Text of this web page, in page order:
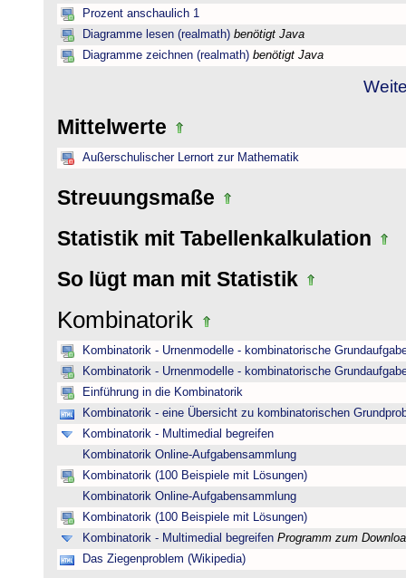
Prozent anschaulich 1
Diagramme lesen (realmath) benötigt Java
Diagramme zeichnen (realmath) benötigt Java
Mittelwerte
Außerschulischer Lernort zur Mathematik
Streuungsmaße
Statistik mit Tabellenkalkulation
So lügt man mit Statistik
Kombinatorik
Kombinatorik - Urnenmodelle - kombinatorische
Kombinatorik - Urnenmodelle - kombinatorische
Einführung in die Kombinatorik
Kombinatorik - eine Übersicht zu kombinatorischen
Kombinatorik - Multimedial begreifen
Kombinatorik Online-Aufgabensammlung
Kombinatorik (100 Beispiele mit Lösungen)
Kombinatorik Online-Aufgabensammlung
Kombinatorik (100 Beispiele mit Lösungen)
Kombinatorik - Multimedial begreifen Programm zum
Das Ziegenproblem (Wikipedia)